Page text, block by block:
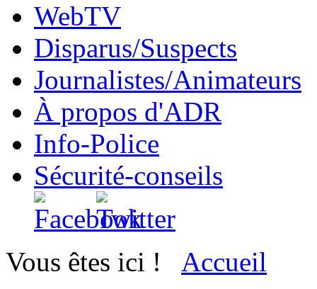
WebTV
Disparus/Suspects
Journalistes/Animateurs
À propos d'ADR
Info-Police
Sécurité-conseils
Vous êtes ici ! Accueil